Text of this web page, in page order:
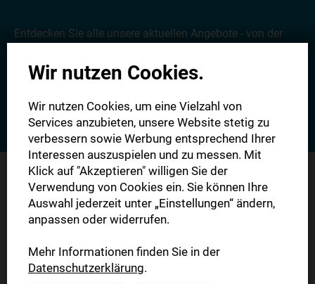
Entdecken Sie alle unsere aktuellen Angebote - von der
freuen uns auf Sie!
Alle Angebote
Sie haben Fragen?
Kontaktieren Sie uns.
Wir nutzen Cookies.
Wir nutzen Cookies, um eine Vielzahl von
Services anzubieten, unsere Website stetig zu
verbessern sowie Werbung entsprechend Ihrer
Interessen auszuspielen und zu messen. Mit
Klick auf "Akzeptieren" willigen Sie der
Verwendung von Cookies ein. Sie können Ihre
Auswahl jederzeit unter „Einstellungen“ ändern,
anpassen oder widerrufen.
Mehr Informationen finden Sie in der
Datenschutzerklärung.